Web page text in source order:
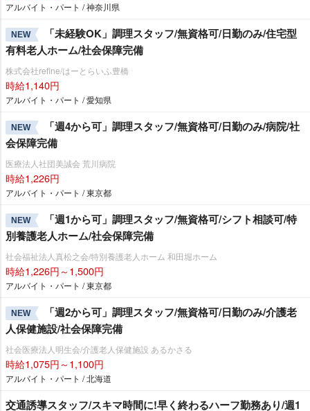
アルバイト・パート / 神奈川県
NEW
「未経験OK」調理スタッフ/無資格可/日勤のみ/住宅型
有料老人ホーム/社会保障完備
株式会社refine/はーとらいふ豊橋
時給1,140円
アルバイト・パート / 愛知県
NEW
「週4から可」調理スタッフ/無資格可/日勤のみ/病院/社
会保障完備
医療法人社団美誠会 荒川病院
時給1,226円
アルバイト・パート / 東京都
NEW
「週1から可」調理スタッフ/無資格可/シフト相談可/特
別養護老人ホーム/社会保障完備
社会福祉法人真松之会/特別養護老人ホーム 和田堀ホーム
時給1,226円～1,500円
アルバイト・パート / 東京都
NEW
「週2から可」調理スタッフ/無資格可/日勤のみ/介護老
人保健施設/社会保障完備
社会医療法人明生会/介護老人保健施設 あるかさる
時給1,075円～1,100円
アルバイト・パート / 北海道
交通誘導スタッフ/スキマ時間に!早く終わるハーフ勤務あり/週1